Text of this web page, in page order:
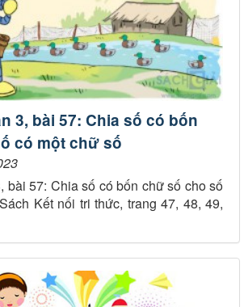
3, bài 57: Chia số có bốn
có một chữ số
bài 57: Chia số có bốn chữ số cho số
Kết nối tri thức, trang 47, 48, 49,